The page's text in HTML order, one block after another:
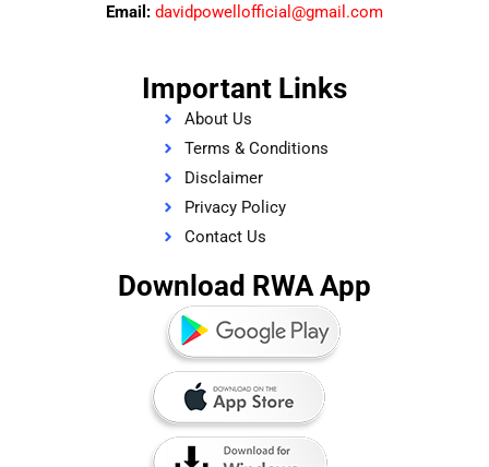
Email: davidpowellofficial@gmail.com
Important Links
About Us
Terms & Conditions
Disclaimer
Privacy Policy
Contact Us
Download RWA App